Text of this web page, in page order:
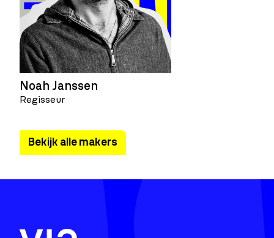
Noah Janssen
Regisseur
Bekijk alle makers